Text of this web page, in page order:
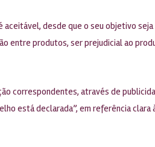
aceitável, desde que o seu objetivo
entre produtos, ser prejudicial ao
correspondentes, através de
está declarada”, em referência clara